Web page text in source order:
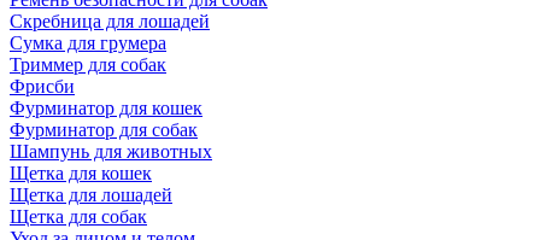
Скребница для лошадей
Сумка для грумера
Триммер для собак
Фрисби
Фурминатор для кошек
Фурминатор для собак
Шампунь для животных
Щетка для кошек
Щетка для лошадей
Щетка для собак